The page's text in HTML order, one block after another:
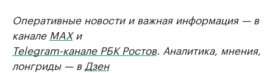
Оперативные новости и важная информация — в
канале MAXи
Telegram-канале РБК Ростов. Аналитика, мнения,
лонгриды — в Дзен